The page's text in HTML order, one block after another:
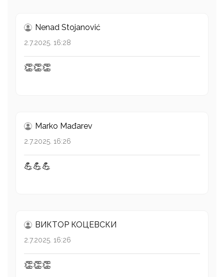
Nenad Stojanović
2.7.2025. 16:28
👏👏👏
Marko Mađarev
2.7.2025. 16:26
💪💪💪
ВИКТОР КОЦЕВСКИ
2.7.2025. 16:26
👏👏👏